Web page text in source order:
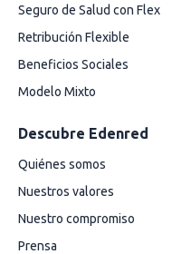
Seguro de Salud con Flex
Retribución Flexible
Beneficios Sociales
Modelo Mixto
Descubre Edenred
Quiénes somos
Nuestros valores
Nuestro compromiso
Prensa